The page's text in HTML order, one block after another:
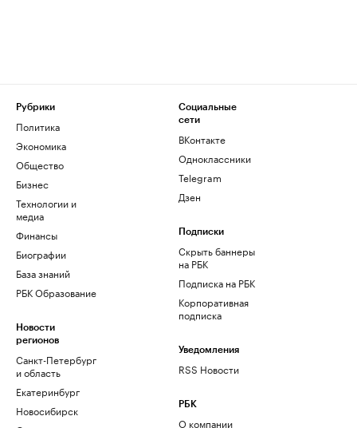
Рубрики
Политика
Экономика
Общество
Бизнес
Технологии и
медиа
Финансы
Биографии
База знаний
РБК Образование
Новости
регионов
Санкт-Петербург
и область
Екатеринбург
Новосибирск
Социальные
сети
ВКонтакте
Одноклассники
Telegram
Дзен
Подписки
Скрыть баннеры
на РБК
Подписка на РБК
Корпоративная
подписка
Уведомления
RSS Новости
РБК
О компании